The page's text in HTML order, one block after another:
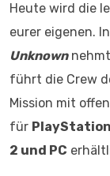
Heute wird die
eurer eigenen. In
Unknownnehmt
führt die Crew
Mission mit
für PlayStation
2 und PC